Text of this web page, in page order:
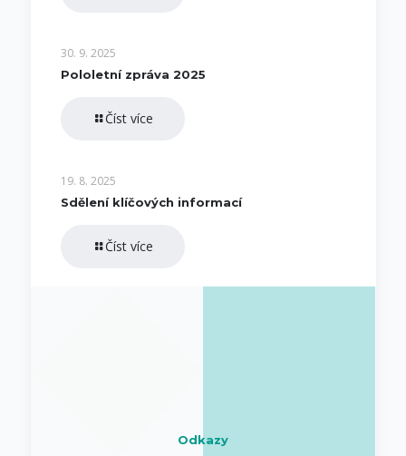
30. 9. 2025
Pololetní zpráva 2025
Číst více
19. 8. 2025
Sdělení klíčových informací
Číst více
Odkazy